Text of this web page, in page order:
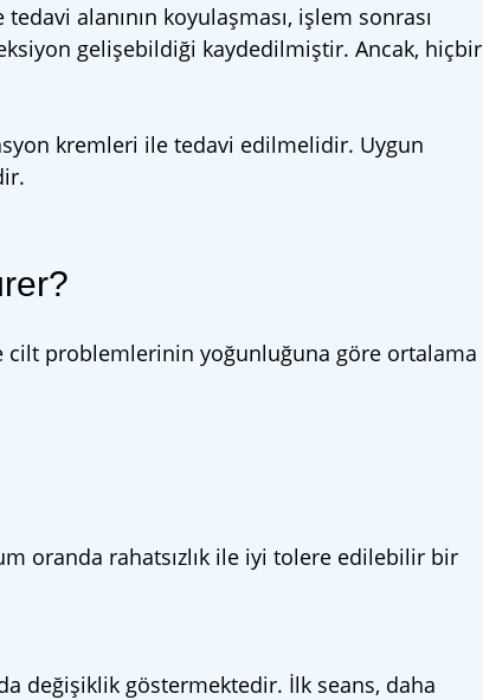
alanının koyulaşması, işlem sonrası
gelişebildiği kaydedilmiştir. Ancak, hiçbir
kremleri ile tedavi edilmelidir. Uygun
cilt problemlerinin yoğunluğuna göre ortalama
oranda rahatsızlık ile iyi tolere edilebilir bir
değişiklik göstermektedir. İlk seans, daha